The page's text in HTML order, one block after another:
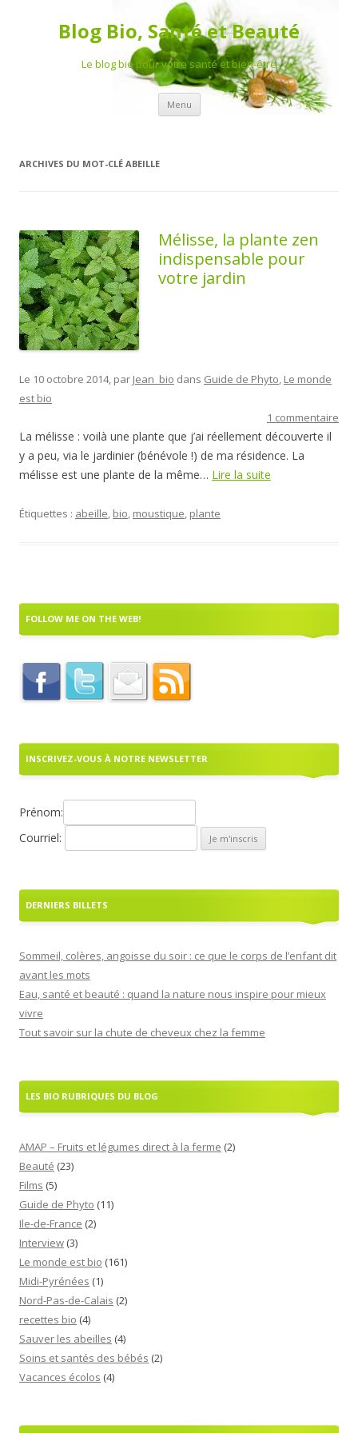
Blog Bio, Santé et Beauté
Le blog bio pour votre santé et bien-être
Menu Aller au contenu principal
ARCHIVES DU MOT-CLÉ ABEILLE
Mélisse, la plante zen
indispensable pour
votre jardin
Le 10 octobre 2014, par Jean_bio dans Guide de Phyto, Le monde
est bio
1 commentaire
La mélisse : voilà une plante que j’ai réellement découverte il
y a peu, via le jardinier (bénévole !) de ma résidence. La
mélisse est une plante de la même… Lire la suite
Étiquettes : abeille, bio, moustique, plante
FOLLOW ME ON THE WEB!
INSCRIVEZ-VOUS À NOTRE NEWSLETTER
Prénom:
Courriel:
DERNIERS BILLETS
Sommeil, colères, angoisse du soir : ce que le corps de l’enfant dit
avant les mots
Eau, santé et beauté : quand la nature nous inspire pour mieux
vivre
Tout savoir sur la chute de cheveux chez la femme
LES BIO RUBRIQUES DU BLOG
AMAP – Fruits et légumes direct à la ferme (2)
Beauté (23)
Films (5)
Guide de Phyto (11)
Ile-de-France (2)
Interview (3)
Le monde est bio (161)
Midi-Pyrénées (1)
Nord-Pas-de-Calais (2)
recettes bio (4)
Sauver les abeilles (4)
Soins et santés des bébés (2)
Vacances écolos (4)